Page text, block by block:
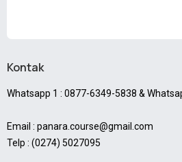
Kontak
Whatsapp 1 : 0877-6349-5838 &
Email : panara.course@gmail.com
Telp : (0274) 5027095